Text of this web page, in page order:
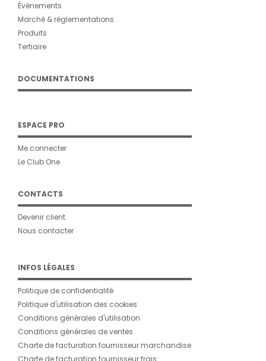
Évènements
Marché & réglementations
Produits
Tertiaire
DOCUMENTATIONS
ESPACE PRO
Me connecter
Le Club One
CONTACTS
Devenir client
Nous contacter
INFOS LÉGALES
Politique de confidentialité
Politique d'utilisation des cookies
Conditions générales d'utilisation
Conditions générales de ventes
Charte de facturation fournisseur marchandise